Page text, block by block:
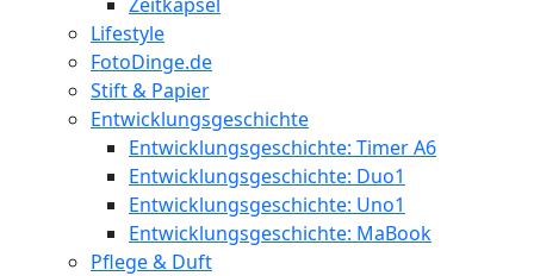
Lifestyle
FotoDinge.de
Stift & Papier
Entwicklungsgeschichte
Entwicklungsgeschichte: Timer A6
Entwicklungsgeschichte: Duo1
Entwicklungsgeschichte: Uno1
Entwicklungsgeschichte: MaBook
Pflege & Duft